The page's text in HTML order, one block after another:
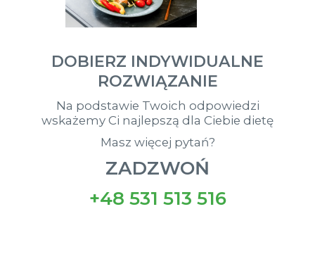
DOBIERZ INDYWIDUALNE
ROZWIĄZANIE
Na podstawie Twoich odpowiedzi
wskażemy Ci najlepszą dla Ciebie dietę
Masz więcej pytań?
ZADZWOŃ
+48 531 513 516